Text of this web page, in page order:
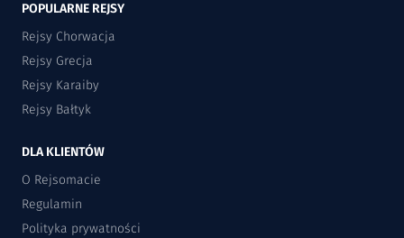
POPULARNE REJSY
Rejsy Chorwacja
Rejsy Grecja
Rejsy Karaiby
Rejsy Bałtyk
DLA KLIENTÓW
O Rejsomacie
Regulamin
Polityka prywatności